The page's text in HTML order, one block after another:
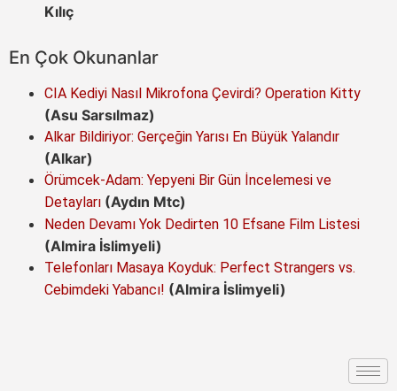
Kılıç
En Çok Okunanlar
CIA Kediyi Nasıl Mikrofona Çevirdi? Operation Kitty
(Asu Sarsılmaz)
Alkar Bildiriyor: Gerçeğin Yarısı En Büyük Yalandır
(Alkar)
Örümcek-Adam: Yepyeni Bir Gün İncelemesi ve
Detayları (Aydın Mtc)
Neden Devamı Yok Dedirten 10 Efsane Film Listesi
(Almira İslimyeli)
Telefonları Masaya Koyduk: Perfect Strangers vs.
Cebimdeki Yabancı! (Almira İslimyeli)